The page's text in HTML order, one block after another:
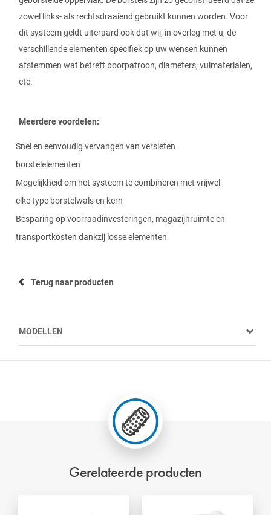
zowel links- als rechtsdraaiend gebruikt kunnen worden. Voor
dit systeem geldt uiteraard ook dat wij, in overleg met u, de
verschillende elementen specifiek op uw wensen kunnen
afstemmen wat betreft boorpatroon, diameters, vulmaterialen,
etc.
Meerdere voordelen:
Snel en eenvoudig vervangen van versleten
borstelelementen
Mogelijkheid om het systeem te combineren met vrijwel
elke type borstelwals en kern
Besparing op voorraadinvesteringen, magazijnruimte en
transportkosten dankzij losse elementen
Terug naar producten
MODELLEN
Gerelateerde producten